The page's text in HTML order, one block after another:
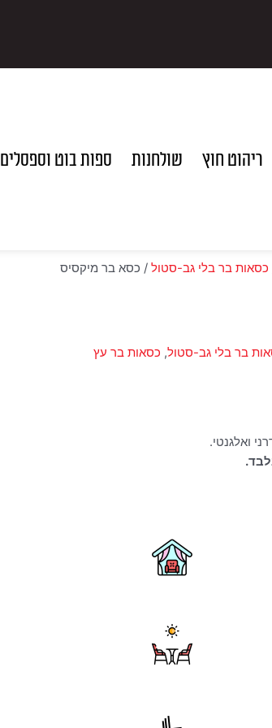
ריהוט חוץ שולחנות ספות בוט וספסלים
כסאות בר בלי גב-סטול / כסא בר מיקסיס
בר בלי גב-סטול, כסאות בר עץ
ואלגנטי.